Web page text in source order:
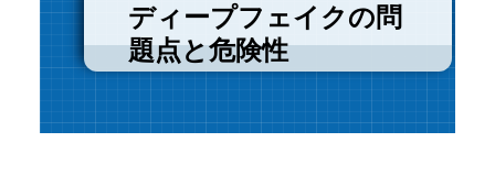
ディープフェイクの問
題点と危険性